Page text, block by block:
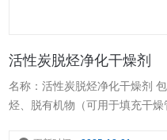
活性炭脱烃净化干燥剂
名称：活性炭脱烃净化干燥剂
烃、脱有机物（可用于填充干燥